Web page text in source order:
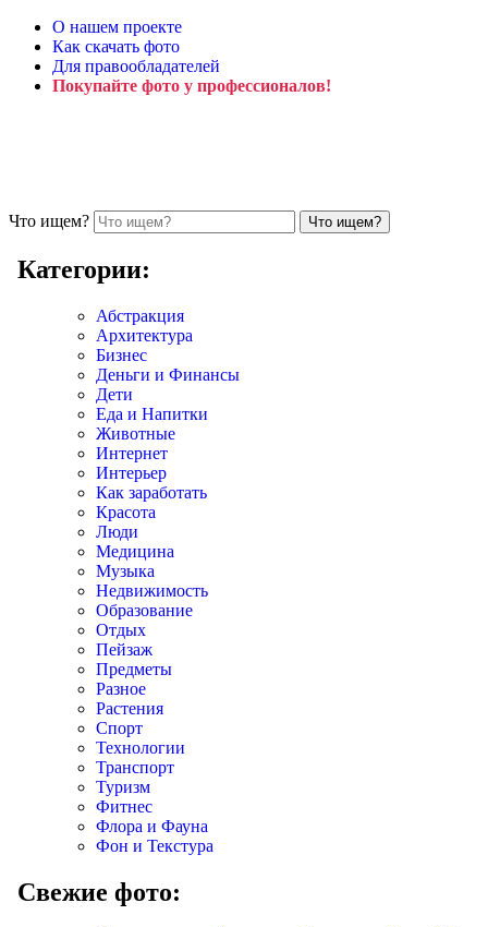
О нашем проекте
Как скачать фото
Для правообладателей
Покупайте фото у профессионалов!
Что ищем?
Категории:
Абстракция
Архитектура
Бизнес
Деньги и Финансы
Дети
Еда и Напитки
Животные
Интернет
Интерьер
Как заработать
Красота
Люди
Медицина
Музыка
Недвижимость
Образование
Отдых
Пейзаж
Предметы
Разное
Растения
Спорт
Технологии
Транспорт
Туризм
Фитнес
Флора и Фауна
Фон и Текстура
Свежие фото: